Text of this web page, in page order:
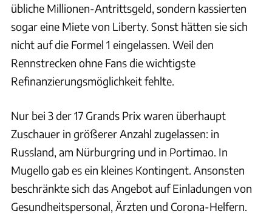
übliche Millionen-Antrittsgeld, sondern kassierten
sogar eine Miete von Liberty. Sonst hätten sie sich
nicht auf die Formel 1 eingelassen. Weil den
Rennstrecken ohne Fans die wichtigste
Refinanzierungsmöglichkeit fehlte.
Nur bei 3 der 17 Grands Prix waren überhaupt
Zuschauer in größerer Anzahl zugelassen: in
Russland, am Nürburgring und in Portimao. In
Mugello gab es ein kleines Kontingent. Ansonsten
beschränkte sich das Angebot auf Einladungen von
Gesundheitspersonal, Ärzten und Corona-Helfern.